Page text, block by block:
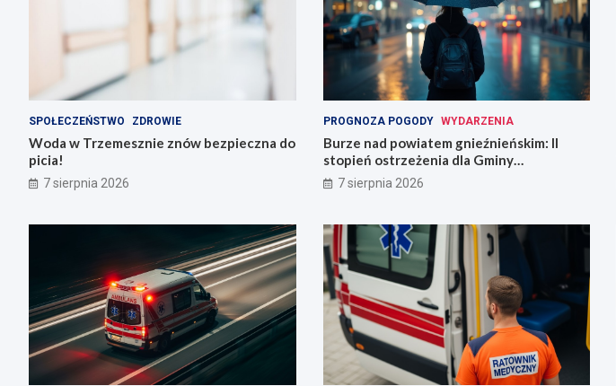
SPOŁECZEŃSTWO ZDROWIE
Woda w Trzemesznie znów bezpieczna do
picia!
7 sierpnia 2026
PROGNOZA POGODY WYDARZENIA
Burze nad powiatem gnieźnieńskim: II
stopień ostrzeżenia dla Gminy
Trzemeszno
7 sierpnia 2026